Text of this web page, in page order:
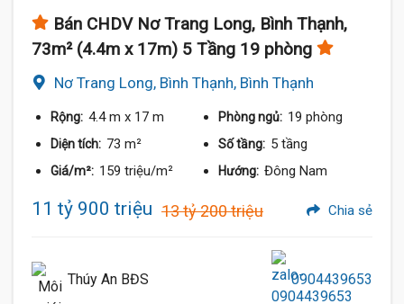
Bán CHDV Nơ Trang Long, Bình Thạnh,
73m² (4.4m x 17m) 5 Tầng 19 phòng
Nơ Trang Long, Bình Thạnh, Bình Thạnh
Rộng: 4.4 m x 17 m Phòng ngủ: 19 phòng
Diện tích: 73 m² Số tầng: 5 tầng
Giá/m²: 159 triệu/m² Hướng: Đông Nam
11 tỷ 900 triệu 13 tỷ 200 triệu Chia sẻ
Thúy An BĐS 0904439653